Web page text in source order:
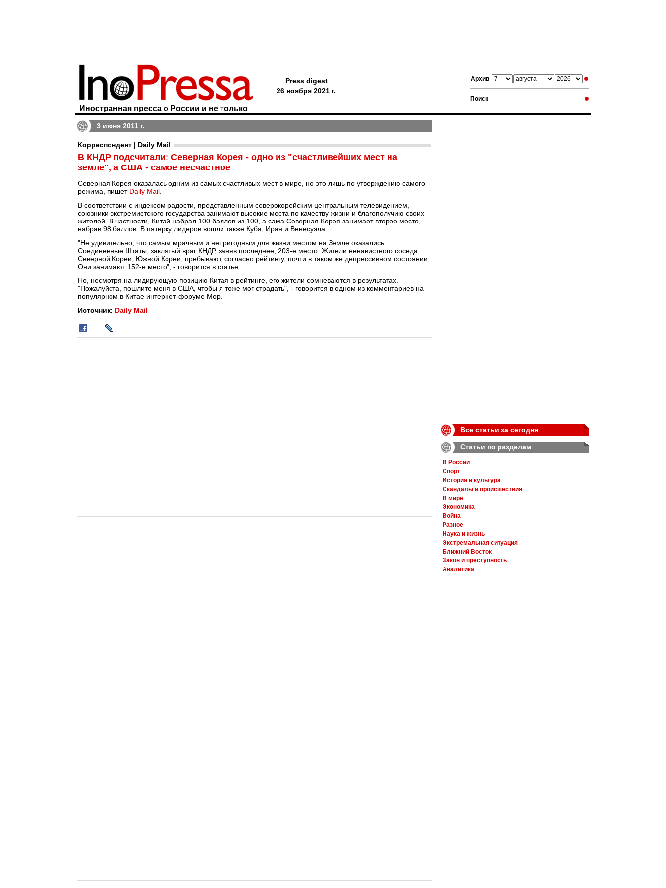
Архив
Поиск
Иностранная пресса о России и не только
Press digest
26 ноября 2021 г.
3 июня 2011 г.
Корреспондент | Daily Mail
В КНДР подсчитали: Северная Корея - одно из "счастливейших мест на
земле", а США - самое несчастное
Северная Корея оказалась одним из самых счастливых мест в мире, но это лишь по утверждению самого
режима, пишет Daily Mail
В соответствии с индексом радости, представленным северокорейским центральным телевидением,
союзники экстремистского государства занимают высокие места по качеству жизни и благополучию своих
жителей. В частности, Китай набрал 100 баллов из 100, а сама Северная Корея занимает второе место,
набрав 98 баллов. В пятерку лидеров вошли также Куба, Иран и Венесуэла.
"Не удивительно, что самым мрачным и непригодным для жизни местом на Земле оказались
Соединенные Штаты, заклятый враг КНДР, заняв последнее, 203-е место. Жители ненавистного соседа
Северной Кореи, Южной Кореи, пребывают, согласно рейтингу, почти в таком же депрессивном состоянии.
Они занимают 152-е место", - говорится в статье.
Но, несмотря на лидирующую позицию Китая в рейтинге, его жители сомневаются в результатах.
"Пожалуйста, пошлите меня в США, чтобы я тоже мог страдать", - говорится в одном из комментариев на
популярном в Китае интернет-форуме Mop.
Источник: Daily Mail
Все статьи за сегодня
Статьи по разделам
В России
Спорт
История и культура
Скандалы и происшествия
В мире
Экономика
Война
Разное
Наука и жизнь
Экстремальная ситуация
Ближний Восток
Закон и преступность
Аналитика